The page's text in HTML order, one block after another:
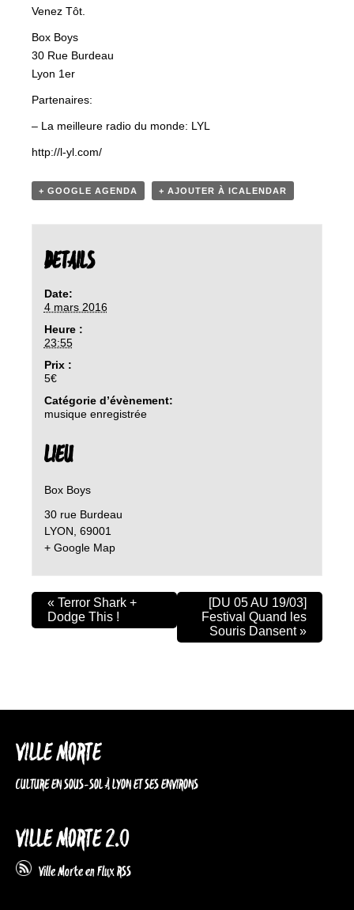
Venez Tôt.
Box Boys
30 Rue Burdeau
Lyon 1er
Partenaires:
– La meilleure radio du monde: LYL
http://l-yl.com/
+ GOOGLE AGENDA + AJOUTER À ICALENDAR
DETAILS
Date:
4 mars 2016
Heure :
23:55
Prix :
5€
Catégorie d’évènement:
musique enregistrée
LIEU
Box Boys
30 rue Burdeau
LYON 69001
+ Google Map
« Terror Shark +
Dodge This !
[DU 05 AU 19/03]
Festival Quand les
Souris Dansent»
VILLE MORTE
CULTURE EN SOUS-SOL À LYON ET SES ENVIRONS
VILLE MORTE 2.0
Ville Morte en Flux RSS